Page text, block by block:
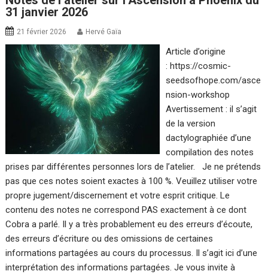
31 janvier 2026
21 février 2026 Hervé Gaïa
Article d’origine
: https://cosmic-
seedsofhope.com/asce
nsion-workshop
Avertissement : il s’agit
de la version
dactylographiée d’une
compilation des notes
prises par différentes personnes lors de l’atelier. Je ne prétends
pas que ces notes soient exactes à 100 %. Veuillez utiliser votre
propre jugement/discernement et votre esprit critique. Le
contenu des notes ne correspond PAS exactement à ce dont
Cobra a parlé. Il y a très probablement eu des erreurs d’écoute,
des erreurs d’écriture ou des omissions de certaines
informations partagées au cours du processus. Il s’agit ici d’une
interprétation des informations partagées. Je vous invite à